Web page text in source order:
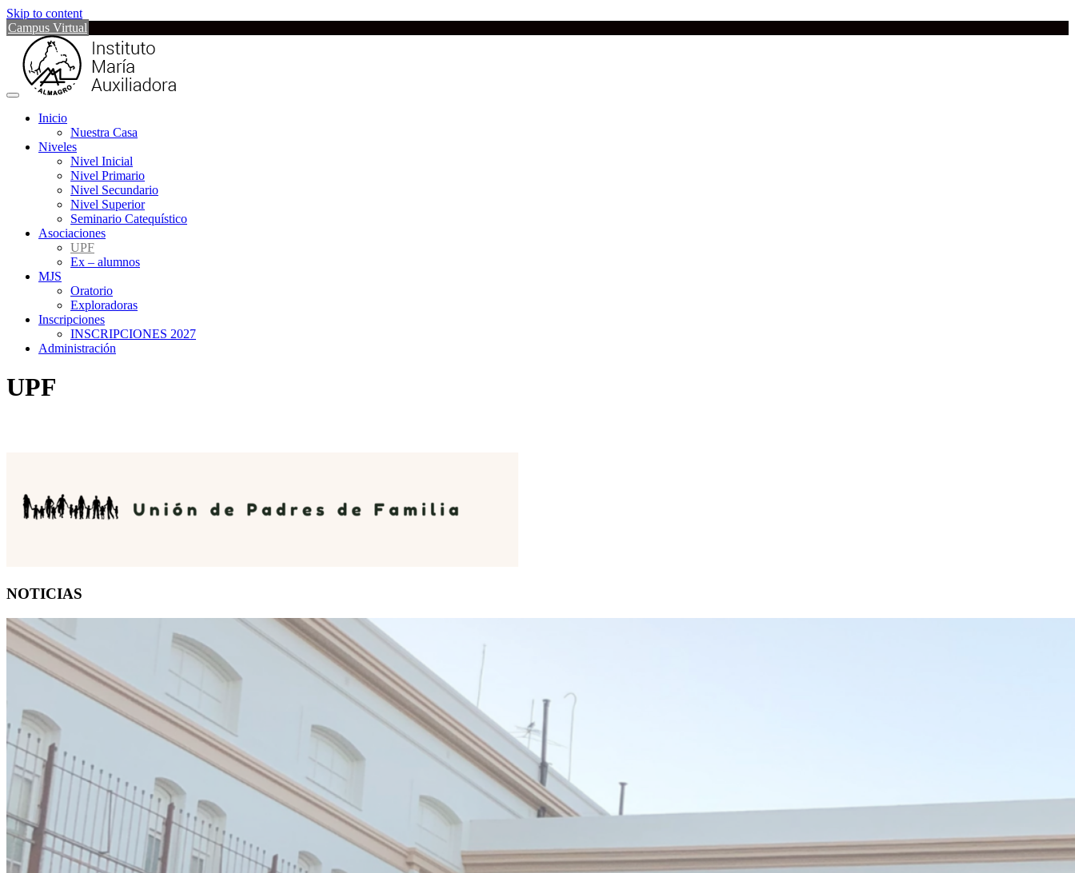
Skip to content
Campus Virtual
Inicio
Nuestra Casa
Niveles
Nivel Inicial
Nivel Primario
Nivel Secundario
Nivel Superior
Seminario Catequístico
Asociaciones
UPF
Ex – alumnos
MJS
Oratorio
Exploradoras
Inscripciones
INSCRIPCIONES 2027
Administración
UPF
NOTICIAS